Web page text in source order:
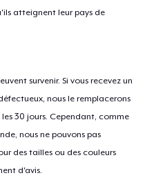
atteignent leur pays de
survenir. Si vous recevez un
nous le remplacerons
30 jours. Cependant, comme
nous ne pouvons pas
des tailles ou des couleurs
d'avis.